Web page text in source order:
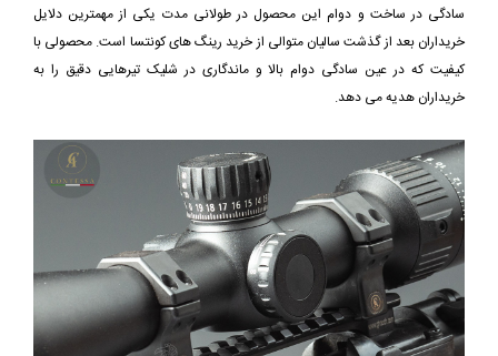
سادگی در ساخت و دوام این محصول در طولانی مدت یکی از مهمترین دلایل
خریداران بعد از گذشت سالیان متوالی از خرید رینگ های کونتسا است. محصولی با
کیفیت که در عین سادگی دوام بالا و ماندگاری در شلیک تیرهایی دقیق را به
خریداران هدیه می دهد.